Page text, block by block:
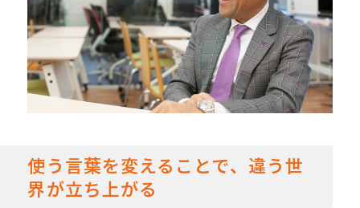
使う言葉を変えることで、違う世
界が立ち上がる